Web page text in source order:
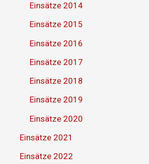
Einsätze 2014
Einsätze 2015
Einsätze 2016
Einsätze 2017
Einsätze 2018
Einsätze 2019
Einsätze 2020
Einsätze 2021
Einsätze 2022